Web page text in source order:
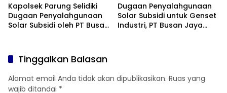
Kapolsek Parung Selidiki
Dugaan Penyalahgunaan
Solar Subsidi oleh PT Busan
Dugaan Penyalahgunaan
Solar Subsidi untuk Genset
Industri, PT Busan Jaya
Tinggalkan Balasan
Alamat email Anda tidak akan dipublikasikan. Ruas yang
wajib ditandai *